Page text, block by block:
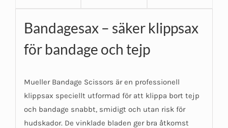
Bandagesax – säker klippsax
för bandage och tejp
Mueller Bandage Scissors är en professionell
klippsax speciellt utformad för att klippa bort tejp
och bandage snabbt, smidigt och utan risk för
hudskador. De vinklade bladen ger bra åtkomst